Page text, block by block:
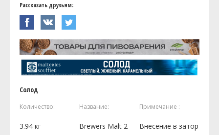
Рассказать друзьям:
Солод
Количество: Название: Примечание :
3.94 кг
Brewers Malt 2-
Внесение в затор